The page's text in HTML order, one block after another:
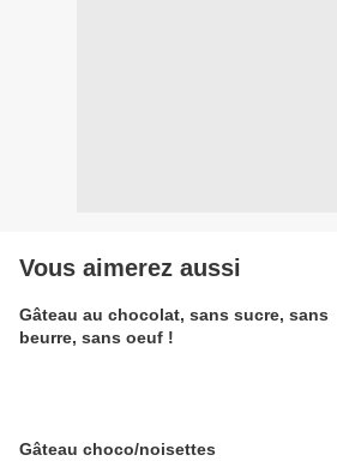
Vous aimerez aussi
Gâteau au chocolat, sans sucre, sans
beurre, sans oeuf !
Gâteau choco/noisettes